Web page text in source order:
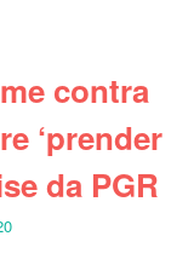
contra
‘prender
da PGR